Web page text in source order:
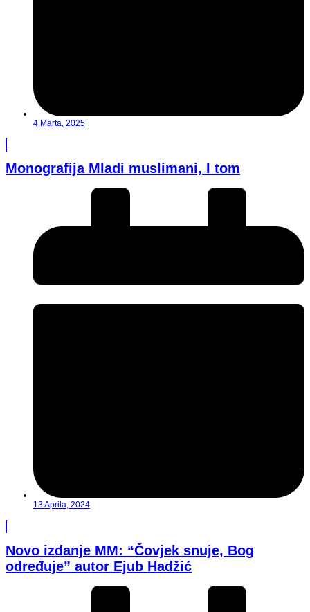
4 Marta, 2025
Monografija Mladi muslimani, I tom
13 Aprila, 2024
Novo izdanje MM: “Čovjek snuje, Bog
određuje” autor Ejub Hadžić